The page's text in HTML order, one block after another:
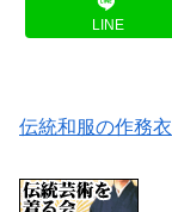
LINE
伝統和服の作務衣